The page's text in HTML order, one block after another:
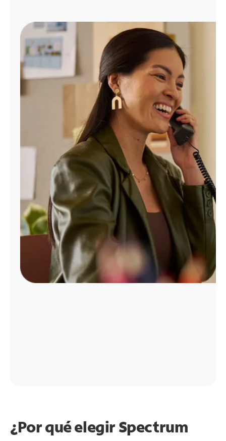
Administrar
cuenta
Encuentra
tienda
¿Por qué elegir Spectrum